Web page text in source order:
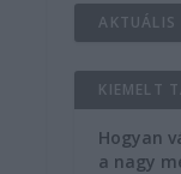
AKTUÁLIS
KIEMELT
Hogyan
a nagy